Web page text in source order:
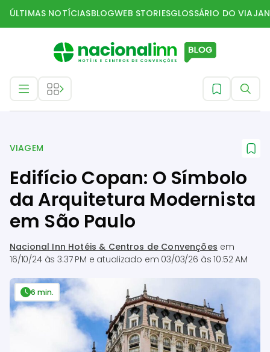
ÚLTIMAS NOTÍCIASBLOGWEB STORIESGLOSSÁRIO DO
VIAGEM
Edifício Copan: O Símbolo
da Arquitetura Modernista
em São Paulo
Nacional Inn Hotéis & Centros de Convenções em
16/10/24 às 3:37 PM e atualizado em 03/03/26 às 10:52 AM
6 min.